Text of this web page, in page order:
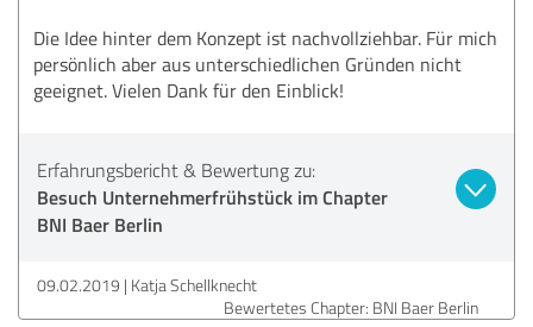
Die Idee hinter dem Konzept ist nachvollziehbar. Für mich
persönlich aber aus unterschiedlichen Gründen nicht
geeignet. Vielen Dank für den Einblick!
Erfahrungsbericht & Bewertung zu:
Besuch Unternehmerfrühstück im Chapter
BNI Baer Berlin
09.02.2019 Katja Schellknecht
Bewertetes Chapter: BNI Baer Berlin